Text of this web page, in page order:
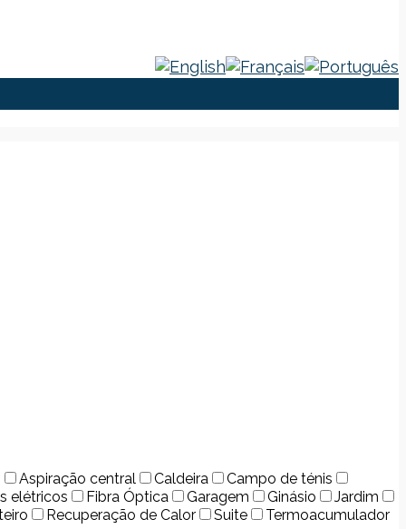
Aspiração central Caldeira
Campo de ténis
elétricos
Fibra Óptica Garagem Ginásio
Jardim
Recuperação de Calor Suite Termoacumulador